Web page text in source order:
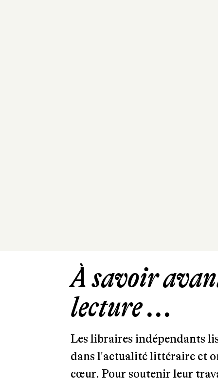
À savoir
lecture ...
Les libraires indépendants
dans l'actualité littéraire et
cœur. Pour soutenir leur